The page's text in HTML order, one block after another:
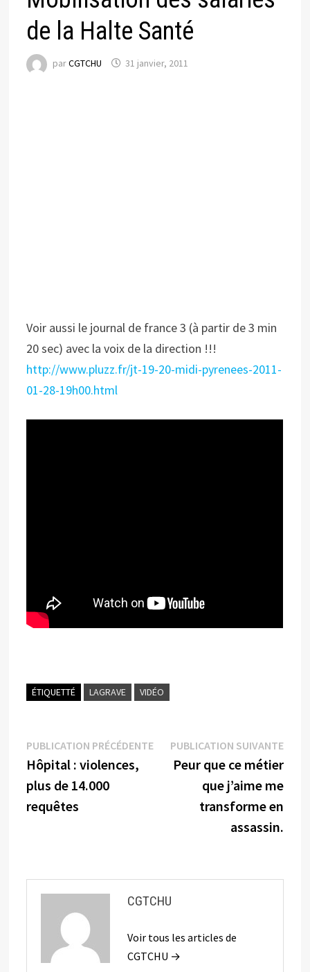
de la Halte Santé
parCGTCHU 31 janvier, 2011
Voir aussi le journal de france 3 (à partir de 3 min
20 sec) avec la voix de la direction !!!
http://www.pluzz.fr/jt-19-20-midi-pyrenees-2011-
01-28-19h00.html
ÉTIQUETTÉ LAGRAVE VIDÉO
Navigation
de
l’article
PUBLICATION PRÉCÉDENTEPublication
précédente :
Hôpital : violences,
plus de 14.000
requêtes
PUBLICATION SUIVANTE
Peur que ce métier
que j’aime me
transforme en
assassin.
CGTCHU
Voir tous les articles de
CGTCHU →